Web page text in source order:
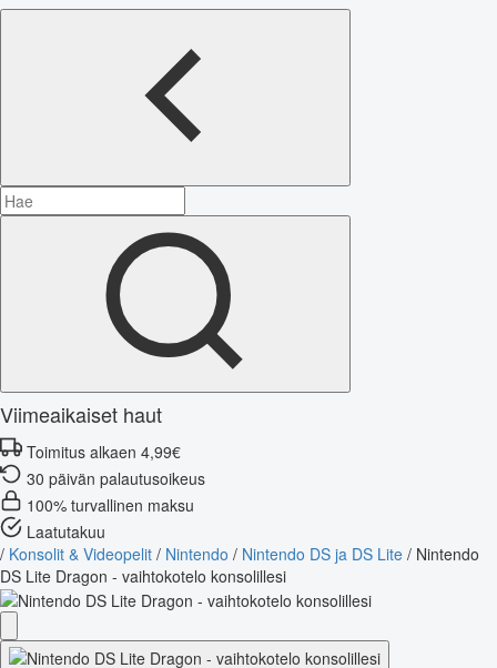
Viimeaikaiset haut
Toimitus alkaen 4,99€
30 päivän palautusoikeus
100% turvallinen maksu
Laatutakuu
/ Konsolit & Videopelit / Nintendo / Nintendo DS ja DS Lite / Nintendo
DS Lite Dragon - vaihtokotelo konsolillesi